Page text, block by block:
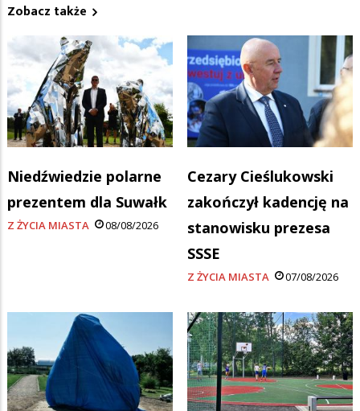
Zobacz także
Niedźwiedzie polarne
prezentem dla Suwałk
Z ŻYCIA MIASTA 08/08/2026
Cezary Cieślukowski
zakończył kadencję na
stanowisku prezesa
SSSE
Z ŻYCIA MIASTA 07/08/2026